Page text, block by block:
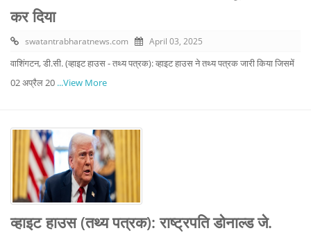
कर दिया
swatantrabharatnews.com April 03, 2025
वाशिंगटन, डी.सी. (व्हाइट हाउस - तथ्य पत्रक): व्हाइट हाउस ने तथ्य पत्रक जारी किया जिसमें
02 अप्रैल 20 ...View More
व्हाइट हाउस (तथ्य पत्रक): राष्ट्रपति डोनाल्ड जे.